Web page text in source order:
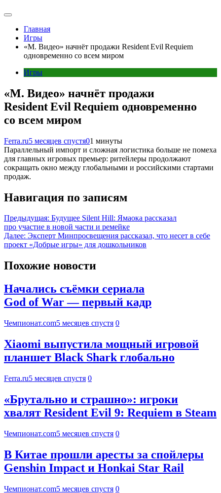
Главная
Игры
«М. Видео» начнёт продажи Resident Evil Requiem
одновременно со всем миром
Игры
«М. Видео» начнёт продажи
Resident Evil Requiem одновременно
со всем миром
Ferra.ru5 месяцев спустя01 минуты
Параллельный импорт и сложная логистика больше не помеха
для главных игровых премьер: ритейлеры продолжают
сокращать окно между глобальными и российскими стартами
продаж.
Навигация по записям
Предыдущая: Будущее Silent Hill: Ямаока рассказал
про участие в новой части и ремейке
Далее: Эксперт Минпросвещения рассказал, что несет в себе
проект «Добрые игры» для дошкольников
Похожие новости
Начались съёмки сериала
God of War — первый кадр
Чемпионат.com5 месяцев спустя 0
Xiaomi выпустила мощный игровой
планшет Black Shark глобально
Ferra.ru5 месяцев спустя 0
«Брутально и страшно»: игроки
хвалят Resident Evil 9: Requiem в Steam
Чемпионат.com5 месяцев спустя 0
В Китае прошли аресты за спойлеры
Genshin Impact и Honkai Star Rail
Чемпионат.com5 месяцев спустя 0